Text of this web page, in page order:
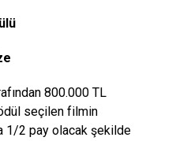
800.000 TL
seçilen filmin
1/2 pay olacak şekilde